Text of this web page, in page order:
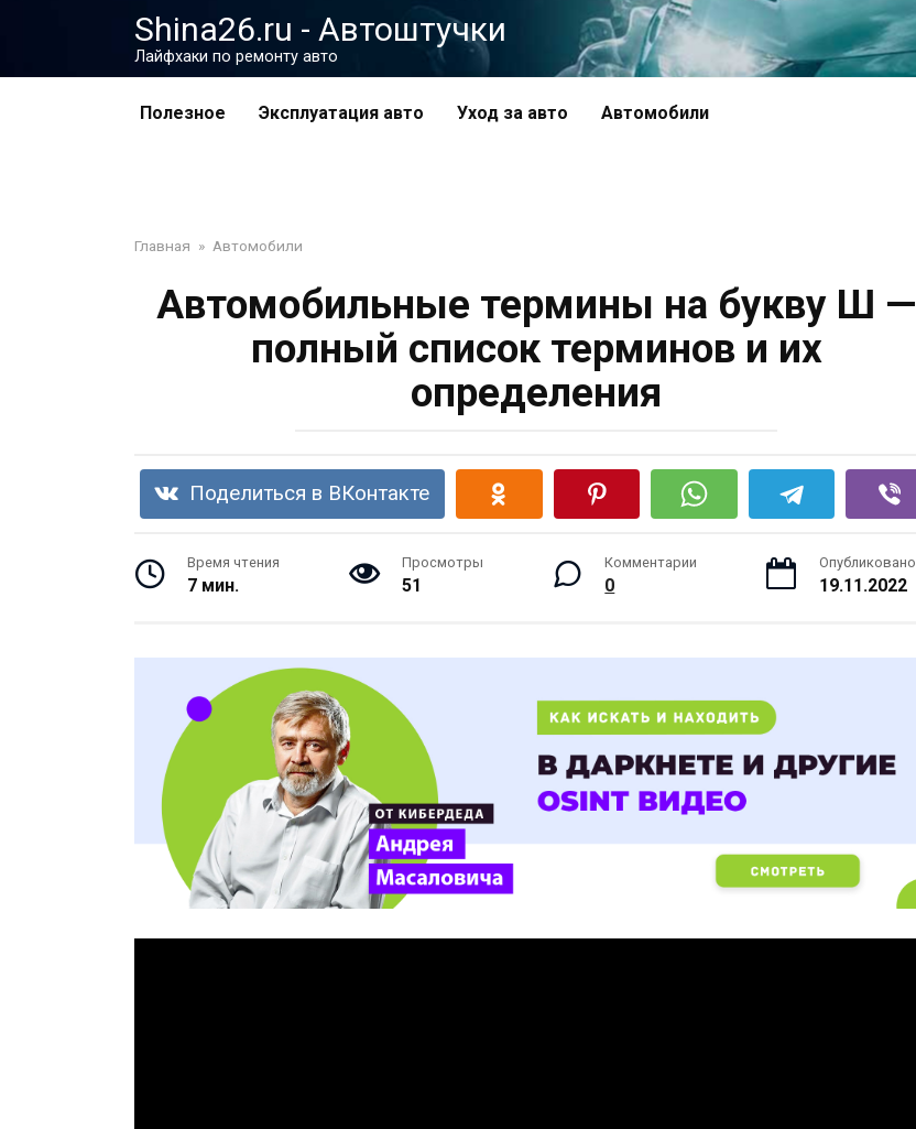
Shina26.ru - Автоштучки
Лайфхаки по ремонту авто
Полезное Эксплуатация авто Уход за авто Автомобили
Главная » Автомобили
Автомобильные термины на букву Ш —
полный список терминов и их
определения
Поделиться в ВКонтакте
Время чтения
7 мин.
Просмотры
51
Комментарии
0
Опубликовано
19.11.2022